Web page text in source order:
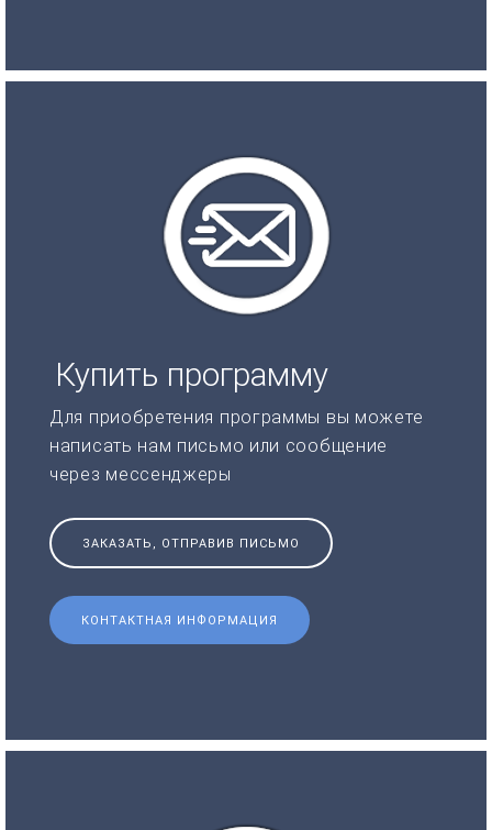
Купить программу
Для приобретения программы вы можете
написать нам письмо или сообщение
через мессенджеры
ЗАКАЗАТЬ, ОТПРАВИВ ПИСЬМО
КОНТАКТНАЯ ИНФОРМАЦИЯ